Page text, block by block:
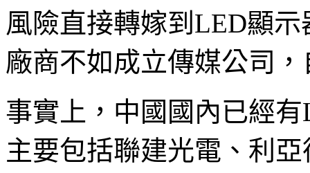
風險直接轉嫁到LED顯
廠商不如成立傳媒公司
事實上，中國國內已經
主要包括聯建光電、利